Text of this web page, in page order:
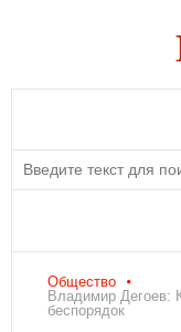
Общество
Владимир Дегоев:
беспорядок